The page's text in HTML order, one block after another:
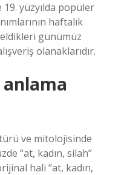
yüzyılda popüler
haftalık
günümüz
olanaklarıdır.
ve mitolojisinde
“at, kadın, silah”
hali “at, kadın,